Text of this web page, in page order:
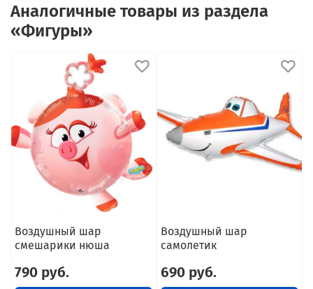
Аналогичные товары из раздела
«Фигуры»
Воздушный шар
смешарики нюша
790 руб.
Воздушный шар
самолетик
690 руб.